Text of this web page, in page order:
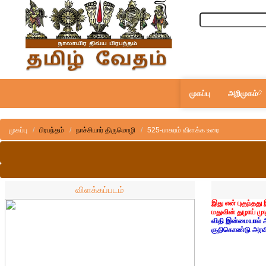
முகப்பு அறிமுகம்
முகப்பு பிரபந்தம் நாச்சியார் திருமொழி 525-பாசுரம் விளக்க உரை
விளக்கப்படம்
இது என்
மதுவின் துழாய்
விதி இன்மையால்
குதிகொண்டு